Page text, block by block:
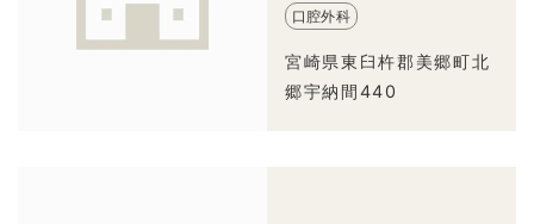
口腔外科
宮崎県東臼杵郡美郷町北
郷宇納間440